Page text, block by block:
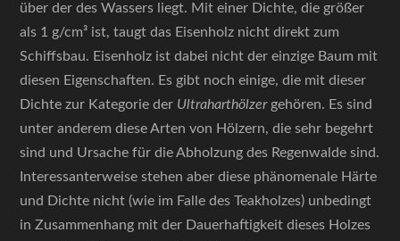
über der des Wassers liegt. Mit einer Dichte, die größer
als 1 g/cm³ ist, taugt das Eisenholz nicht direkt zum
Schiffsbau. Eisenholz ist dabei nicht der einzige Baum mit
diesen Eigenschaften. Es gibt noch einige, die mit dieser
Dichte zur Kategorie der Ultraharthölzergehören. Es sind
unter anderem diese Arten von Hölzern, die sehr begehrt
sind und Ursache für die Abholzung des Regenwalde sind.
Interessanterweise stehen aber diese phänomenale Härte
und Dichte nicht (wie im Falle des Teakholzes) unbedingt
in Zusammenhang mit der Dauerhaftigkeit dieses Holzes